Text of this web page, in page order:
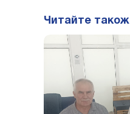
Читайте також